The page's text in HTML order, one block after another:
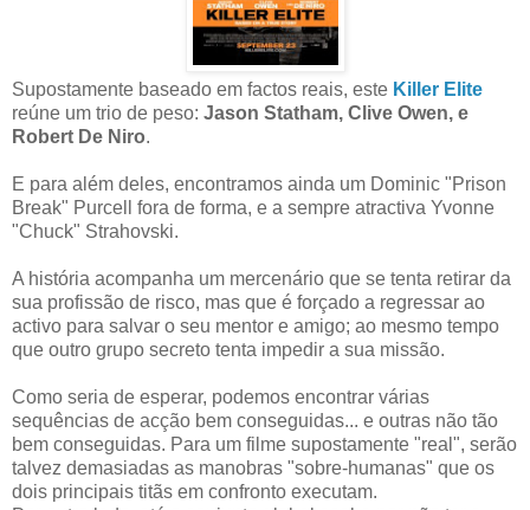
Supostamente baseado em factos reais, este Killer Elite
reúne um trio de peso: Jason Statham, Clive Owen, e
Robert De Niro.
E para além deles, encontramos ainda um Dominic "Prison
Break" Purcell fora de forma, e a sempre atractiva Yvonne
"Chuck" Strahovski.
A história acompanha um mercenário que se tenta retirar da
sua profissão de risco, mas que é forçado a regressar ao
activo para salvar o seu mentor e amigo; ao mesmo tempo
que outro grupo secreto tenta impedir a sua missão.
Como seria de esperar, podemos encontrar várias
sequências de acção bem conseguidas... e outras não tão
bem conseguidas. Para um filme supostamente "real", serão
talvez demasiadas as manobras "sobre-humanas" que os
dois principais titãs em confronto executam.